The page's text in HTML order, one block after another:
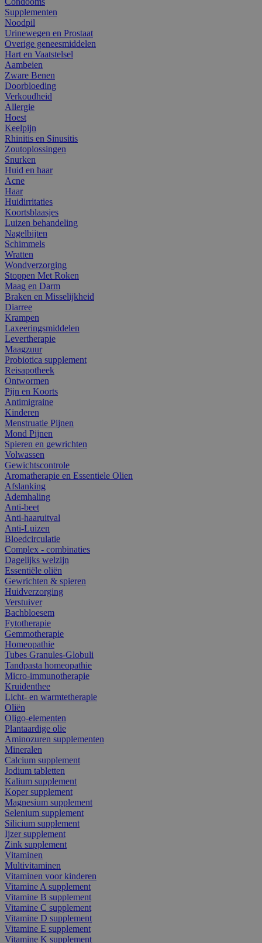
Supplementen
Noodpil
Urinewegen en Prostaat
Overige geneesmiddelen
Hart en Vaatstelsel
Aambeien
Zware Benen
Doorbloeding
Verkoudheid
Allergie
Hoest
Keelpijn
Rhinitis en Sinusitis
Zoutoplossingen
Snurken
Huid en haar
Acne
Haar
Huidirritaties
Koortsblaasjes
Luizen behandeling
Nagelbijten
Schimmels
Wratten
Wondverzorging
Stoppen Met Roken
Maag en Darm
Braken en Misselijkheid
Diarree
Krampen
Laxeeringsmiddelen
Levertherapie
Maagzuur
Probiotica supplement
Reisapotheek
Ontwormen
Pijn en Koorts
Antimigraine
Kinderen
Menstruatie Pijnen
Mond Pijnen
Spieren en gewrichten
Volwassen
Gewichtscontrole
Aromatherapie en Essentiele Olien
Afslanking
Ademhaling
Anti-beet
Anti-haaruitval
Anti-Luizen
Bloedcirculatie
Complex - combinaties
Dagelijks welzijn
Essentiële oliën
Gewrichten & spieren
Huidverzorging
Verstuiver
Bachbloesem
Fytotherapie
Gemmotherapie
Homeopathie
Tubes Granules-Globuli
Tandpasta homeopathie
Micro-immunotherapie
Kruidenthee
Licht- en warmtetherapie
Oliën
Oligo-elementen
Plantaardige olie
Aminozuren supplementen
Mineralen
Calcium supplement
Jodium tabletten
Kalium supplement
Koper supplement
Magnesium supplement
Selenium supplement
Silicium supplement
Ijzer supplement
Zink supplement
Vitaminen
Multivitaminen
Vitaminen voor kinderen
Vitamine A supplement
Vitamine B supplement
Vitamine C supplement
Vitamine D supplement
Vitamine E supplement
Vitamine K supplement